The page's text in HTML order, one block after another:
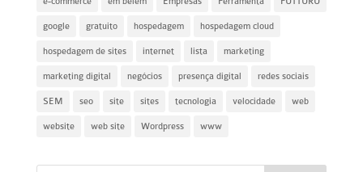
google gratuito hospedagem hospedagem cloud
hospedagem de sites internet lista marketing
marketing digital negócios presença digital redes sociais
SEM seo site sites tecnologia velocidade web
website web site Wordpress www